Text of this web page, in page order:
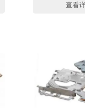
性。它的设计没
查看